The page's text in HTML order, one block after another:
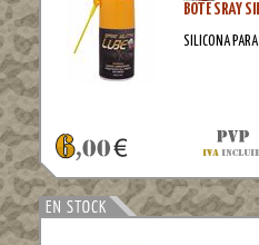
BOTE SRAY
SILICONA